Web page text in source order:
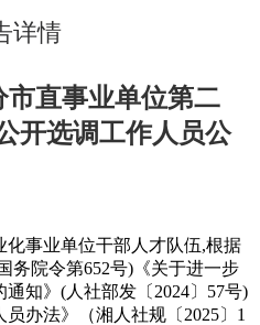
详情
直事业单位第二
开选调工作人员公
事业单位干部人才队伍,根据
务院令第652号)《关于进一步
知》(人社部发〔2024〕57号)
员办法》（湘人社规〔2025〕1